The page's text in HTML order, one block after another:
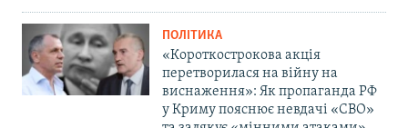
ПОЛІТИКА
«Короткострокова акція
перетворилася на війну на
виснаження»: Як пропаганда РФ
у Криму пояснює невдачі «СВО»